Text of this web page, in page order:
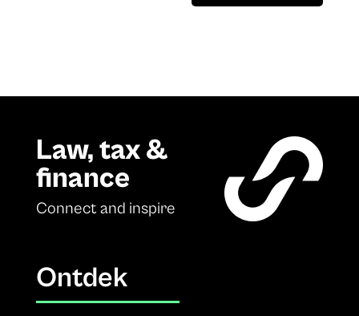
Law, tax &
finance
Connect and inspire
Ontdek